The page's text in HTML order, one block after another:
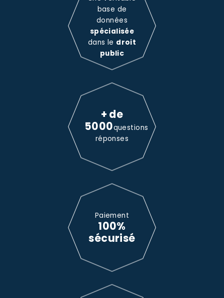
base de
données
spécialisée
dans le droit
public
+ de
5000questions
réponses
Paiement
100%
sécurisé